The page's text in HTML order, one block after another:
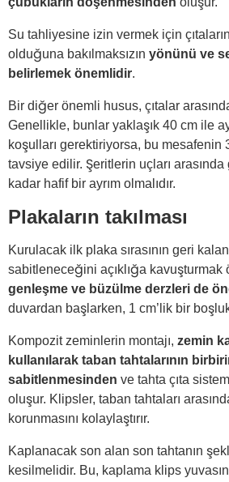
Su tahliyesine izin vermek için
olduğuna bakılmaksızın yönünü ve
belirlemek önemlidir.
Bir diğer önemli husus, çıtalar
Genellikle, bunlar yaklaşık 40 cm ile
koşulları gerektiriyorsa, bu mesafenin
tavsiye edilir. Şeritlerin uçları
kadar hafif bir ayrım olmalıdır.
Plakaların takılması
Kurulacak ilk plaka sırasının geri
sabitleneceğini açıklığa kavuşturmak
genleşme ve büzülme derzleri de
duvardan başlarken, 1 cm’lik bir boşluk
Kompozit zeminlerin montajı, zemin
kullanılarak taban tahtalarının
sabitlenmesinden ve tahta çıta
oluşur. Klipsler, taban tahtaları
korunmasını kolaylaştırır.
Kaplanacak son alan son tahtanın
kesilmelidir. Bu, kaplama klips